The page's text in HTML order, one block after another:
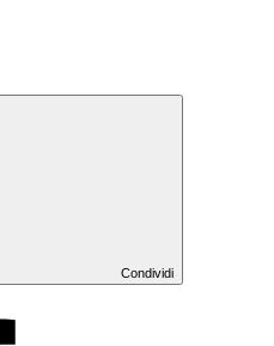
Condividi